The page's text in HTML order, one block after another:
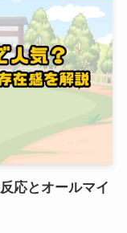
応とオールマイ